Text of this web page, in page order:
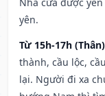
yên.
Từ 15h-17h
thành, cầu lộc,
lại. Người đi xa